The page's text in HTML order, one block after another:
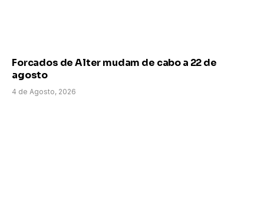
Forcados de Alter mudam de cabo a 22 de
agosto
4 de Agosto, 2026